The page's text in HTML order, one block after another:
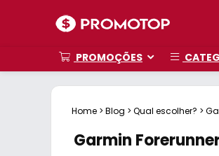
PROMOÇÕES
Home > Blog > Qual escolher? >
Garmin